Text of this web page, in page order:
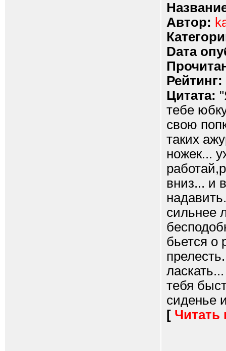
Автор:
Dата
Рейтинг:
Цитата:
тебе
свою
таких
ножек...
вниз... и
сильнее
бьется о
тебя
сиденье
[ Читать